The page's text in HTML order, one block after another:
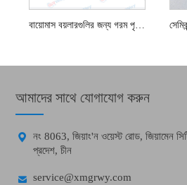
বায়োমাস বয়লারগুলির জন্য গরম পৃষ্ঠের সিলিকন নাইট্রাইড ইগনিটার
আমাদের সাথে যোগাযোগ করুন

নং 8063, জিয়াং'ন ওয়েস্ট রোড, জিয়ামেন
প্রদেশ, চীন
 service@xmgrwy.com